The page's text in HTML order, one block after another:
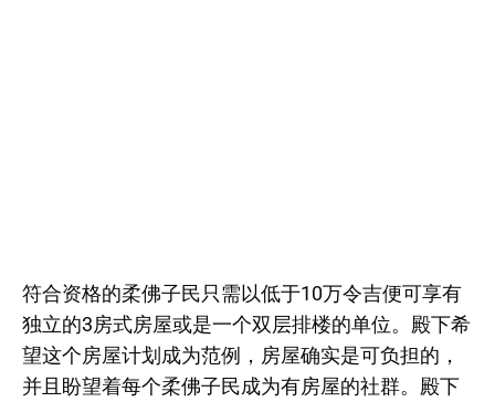
符合资格的柔佛子民只需以低于10万令吉便可享有
独立的3房式房屋或是一个双层排楼的单位。殿下希
望这个房屋计划成为范例，房屋确实是可负担的，
并且盼望着每个柔佛子民成为有房屋的社群。殿下